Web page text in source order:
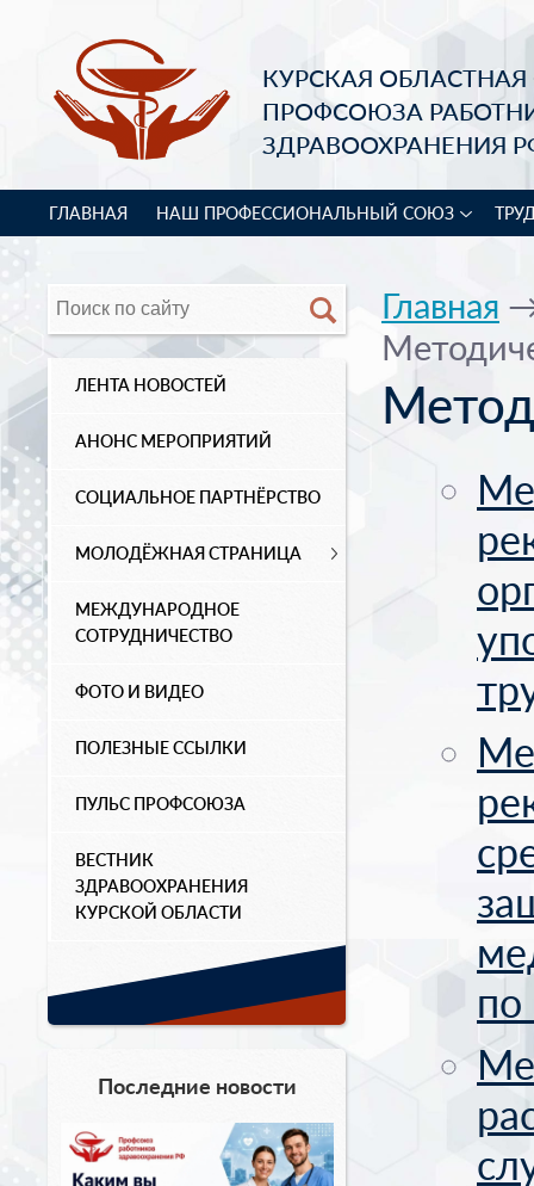
КУРСКАЯ
ПРОФСОЮЗА
ЗДРАВООХРАНЕНИЯ
ГЛАВНАЯ НАШ ПРОФЕССИОНАЛЬНЫЙ СОЮЗ
ЛЕНТА НОВОСТЕЙ
АНОНС МЕРОПРИЯТИЙ
СОЦИАЛЬНОЕ ПАРТНЁРСТВО
МОЛОДЁЖНАЯ СТРАНИЦА
МЕЖДУНАРОДНОЕ
СОТРУДНИЧЕСТВО
ФОТО И ВИДЕО
ПОЛЕЗНЫЕ ССЫЛКИ
ПУЛЬС ПРОФСОЮЗА
ВЕСТНИК
ЗДРАВООХРАНЕНИЯ
КУРСКОЙ ОБЛАСТИ
Последние новости
Главная